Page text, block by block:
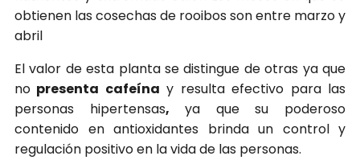
obtienen las cosechas de rooibos son entre marzo y
abril
El valor de esta planta se distingue de otras ya que
no presenta cafeína y resulta efectivo para las
personas hipertensas, ya que su poderoso
contenido en antioxidantes brinda un control y
regulación positivo en la vida de las personas.